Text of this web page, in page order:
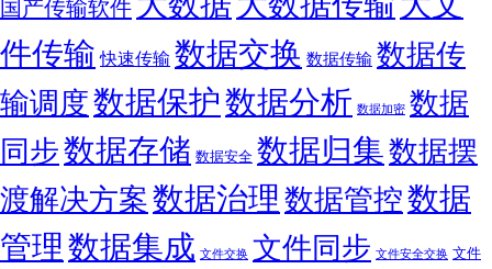
国产传输软件
件传输 快速传输 数据交换 数据传输数据传
输调度数据保护数据分析 数据加密 数据
同步数据存储 数据安全 数据归集数据摆
渡解决方案数据治理数据管控数据
管理数据集成 文件交换 文件同步 文件安全交换 文件